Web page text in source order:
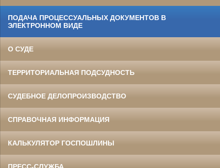
ПОДАЧА ПРОЦЕССУАЛЬНЫХ ДОКУМЕНТОВ В
ЭЛЕКТРОННОМ ВИДЕ
О СУДЕ
ТЕРРИТОРИАЛЬНАЯ ПОДСУДНОСТЬ
СУДЕБНОЕ ДЕЛОПРОИЗВОДСТВО
СПРАВОЧНАЯ ИНФОРМАЦИЯ
КАЛЬКУЛЯТОР ГОСПОШЛИНЫ